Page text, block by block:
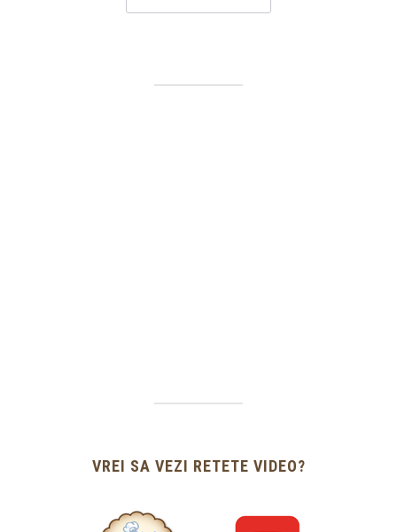
VREI SA VEZI RETETE VIDEO?